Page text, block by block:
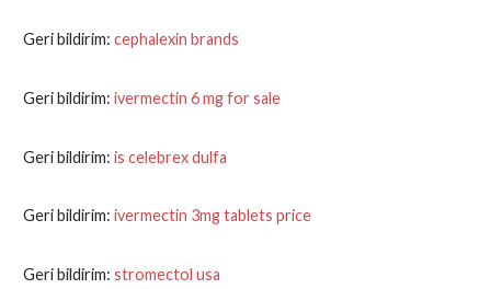
Geri bildirim: cephalexin brands
Geri bildirim: ivermectin 6 mg for sale
Geri bildirim: is celebrex dulfa
Geri bildirim: ivermectin 3mg tablets price
Geri bildirim: stromectol usa